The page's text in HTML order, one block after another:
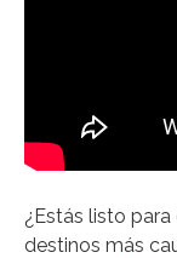
¿Estás listo
destinos más